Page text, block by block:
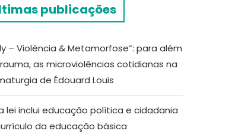
publicações
– Violência & Metamorfose”: para além
as microviolências cotidianas na
de Édouard Louis
lei inclui educação política e cidadania
da educação básica